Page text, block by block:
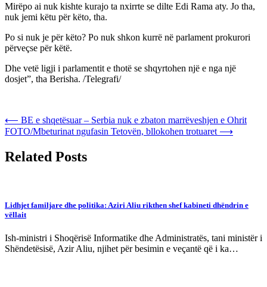
Mirëpo ai nuk kishte kurajo ta nxirrte se dilte Edi Rama aty. Jo tha,
nuk jemi këtu për këto, tha.
Po si nuk je për këto? Po nuk shkon kurrë në parlament prokurori
përveçse për këtë.
Dhe vetë ligji i parlamentit e thotë se shqyrtohen një e nga një
dosjet”, tha Berisha. /Telegrafi/
Post
navigation
⟵ BE e shqetësuar – Serbia nuk e zbaton marrëveshjen e Ohrit
FOTO/Mbeturinat ngufasin Tetovën, bllokohen trotuaret ⟶
Related Posts
Lidhjet familjare dhe politika: Aziri Aliu rikthen shef kabineti dhëndrin e
vëllait
Ish-ministri i Shoqërisë Informatike dhe Administratës, tani ministër i
Shëndetësisë, Azir Aliu, njihet për besimin e veçantë që i ka…